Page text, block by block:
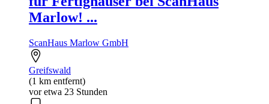
Marlow! ...
ScanHaus Marlow GmbH
Greifswald
(1 km entfernt)
vor etwa 23 Stunden